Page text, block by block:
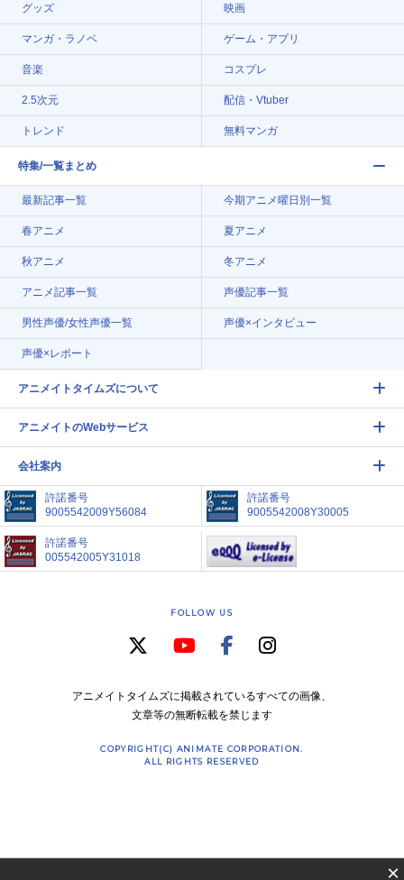
グッズ 映画
マンガ・ラノベ ゲーム・アプリ
音楽 コスプレ
2.5次元 配信・Vtuber
トレンド 無料マンガ
特集/一覧まとめ
最新記事一覧 今期アニメ曜日別一覧
春アニメ 夏アニメ
秋アニメ 冬アニメ
アニメ記事一覧 声優記事一覧
男性声優/女性声優一覧 声優×インタビュー
声優×レポート
アニメイトタイムズについて
アニメイトのWebサービス
会社案内
許諾番号
9005542009Y56084
許諾番号
9005542008Y30005
許諾番号
005542005Y31018
FOLLOW US
アニメイトタイムズに掲載されているすべての画像、
文章等の無断転載を禁じます
COPYRIGHT(C) ANIMATE CORPORATION.
ALL RIGHTS RESERVED
×